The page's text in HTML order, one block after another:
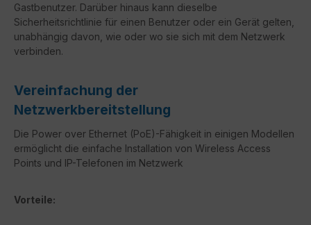
Gastbenutzer. Darüber hinaus kann dieselbe
Sicherheitsrichtlinie für einen Benutzer oder ein Gerät gelten,
unabhängig davon, wie oder wo sie sich mit dem Netzwerk
verbinden.
Vereinfachung der
Netzwerkbereitstellung
Die Power over Ethernet (PoE)-Fähigkeit in einigen Modellen
ermöglicht die einfache Installation von Wireless Access
Points und IP-Telefonen im Netzwerk
Vorteile: